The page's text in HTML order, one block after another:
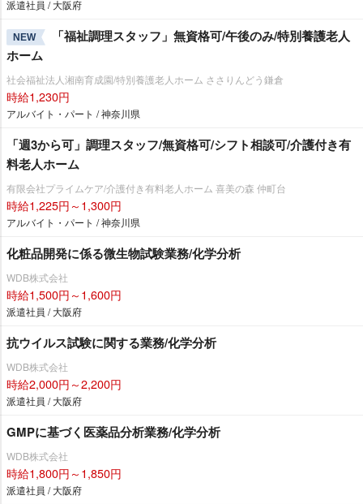
派遣社員 / 大阪府
NEW
「福祉調理スタッフ」無資格可/午後のみ/特別養護老人
ホーム
社会福祉法人湘南育成園/特別養護老人ホーム ささりんどう鎌倉
時給1,230円
アルバイト・パート / 神奈川県
「週3から可」調理スタッフ/無資格可/シフト相談可/介護付き有
料老人ホーム
有限会社プライムケア/介護付き有料老人ホーム 喜美の森 仲町台
時給1,225円～1,300円
アルバイト・パート / 神奈川県
化粧品開発に係る微生物試験業務/化学分析
WDB株式会社
時給1,500円～1,600円
派遣社員 / 大阪府
抗ウイルス試験に関する業務/化学分析
WDB株式会社
時給2,000円～2,200円
派遣社員 / 大阪府
GMPに基づく医薬品分析業務/化学分析
WDB株式会社
時給1,800円～1,850円
派遣社員 / 大阪府